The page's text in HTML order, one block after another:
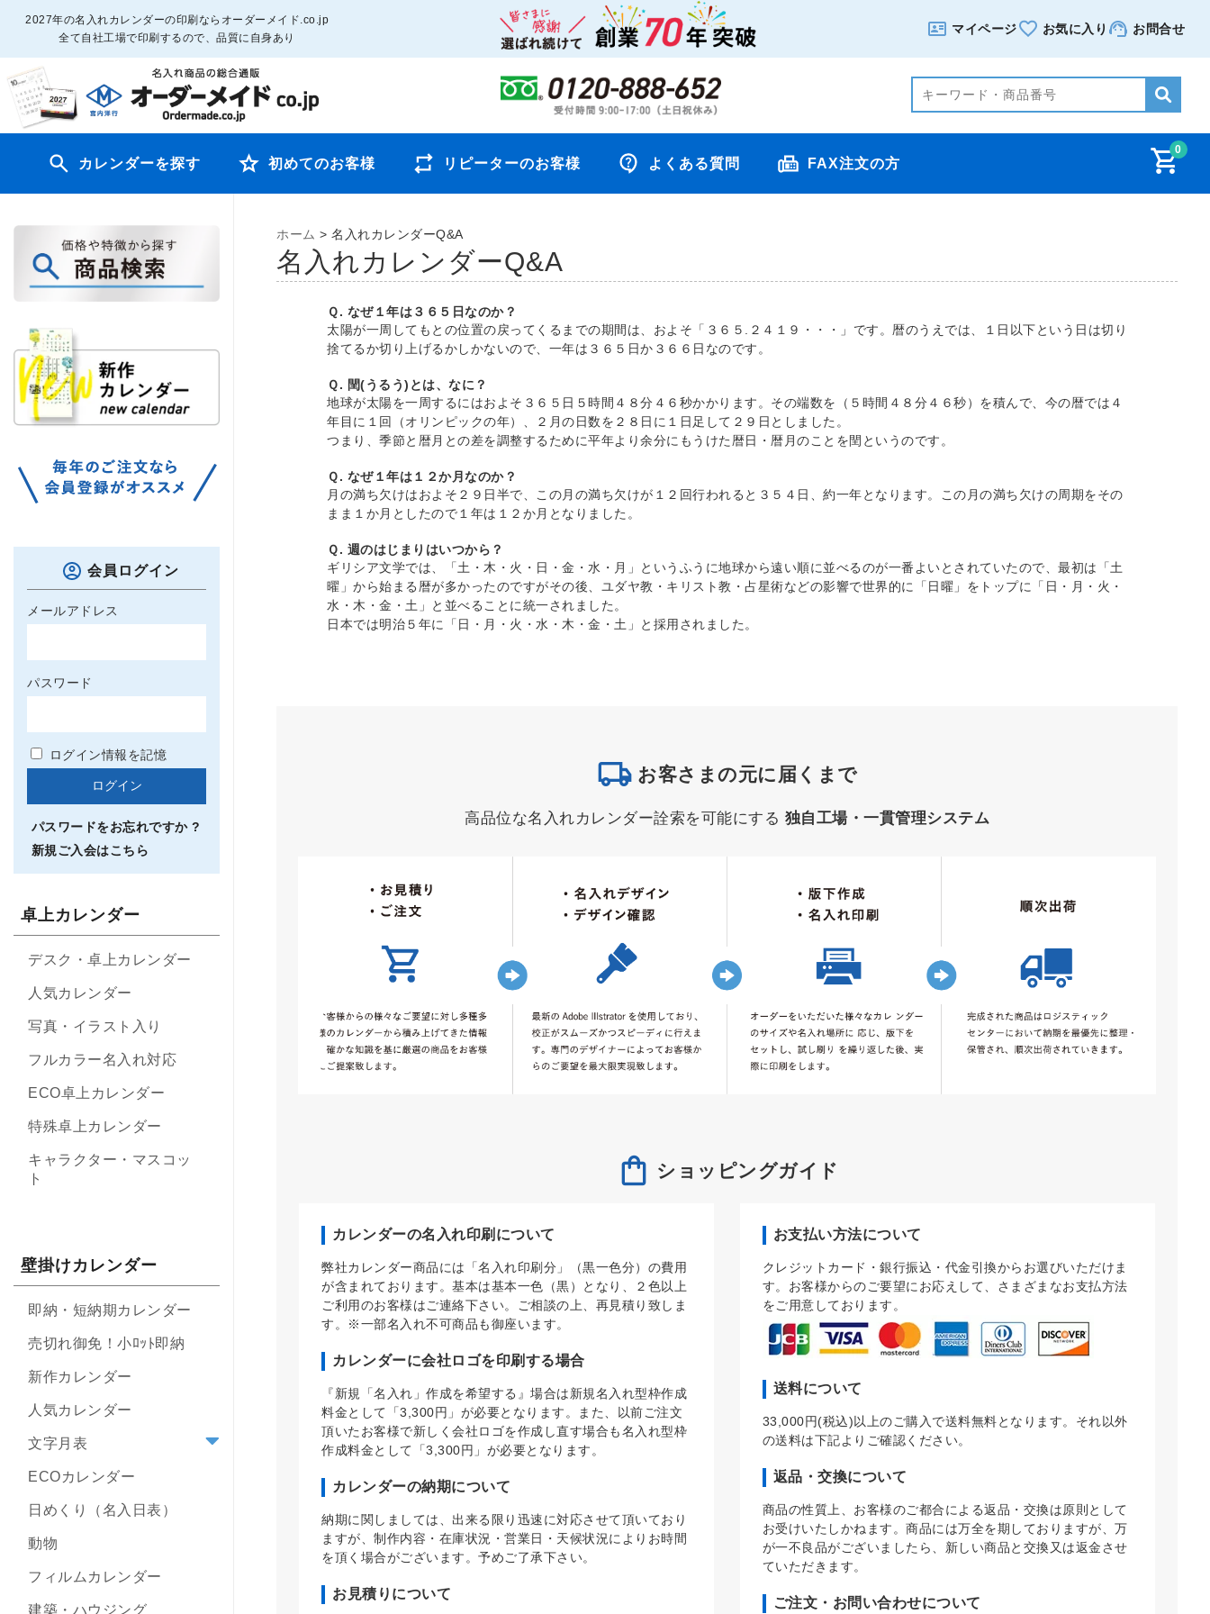
2027年の名入れカレンダーの印刷ならオーダーメイド.co.jp
全て自社工場で印刷するので、品質に自身あり
マイページ お気に入り お問合せ
0
カレンダーを探す 初めてのお客様 リピーターのお客様 よくある質問 FAX注文の方
ホーム > 名入れカレンダーQ&A
名入れカレンダーQ&A
Ｑ. なぜ１年は３６５日なのか？
太陽が一周してもとの位置の戻ってくるまでの期間は、およそ「３６５.２４１９・・・」です。暦のうえでは、１日以下という日は切り
捨てるか切り上げるかしかないので、一年は３６５日か３６６日なのです。
Ｑ. 閏(うるう)とは、なに？
地球が太陽を一周するにはおよそ３６５日５時間４８分４６秒かかります。その端数を（５時間４８分４６秒）を積んで、今の暦では４
年目に１回（オリンピックの年）、２月の日数を２８日に１日足して２９日としました。
つまり、季節と暦月との差を調整するために平年より余分にもうけた暦日・暦月のことを閏というのです。
Ｑ. なぜ１年は１２か月なのか？
月の満ち欠けはおよそ２９日半で、この月の満ち欠けが１２回行われると３５４日、約一年となります。この月の満ち欠けの周期をその
まま１か月としたので１年は１２か月となりました。
Ｑ. 週のはじまりはいつから？
ギリシア文学では、「土・木・火・日・金・水・月」というふうに地球から遠い順に並べるのが一番よいとされていたので、最初は「土
曜」から始まる暦が多かったのですがその後、ユダヤ教・キリスト教・占星術などの影響で世界的に「日曜」をトップに「日・月・火・
水・木・金・土」と並べることに統一されました。
日本では明治５年に「日・月・火・水・木・金・土」と採用されました。
お客さまの元に届くまで
高品位な名入れカレンダー詮索を可能にする 独自工場・一貫管理システム
ショッピングガイド
カレンダーの名入れ印刷について
弊社カレンダー商品には「名入れ印刷分」（黒一色分）の費用
が含まれております。基本は基本一色（黒）となり、２色以上
ご利用のお客様はご連絡下さい。ご相談の上、再見積り致しま
す。※一部名入れ不可商品も御座います。
カレンダーに会社ロゴを印刷する場合
『新規「名入れ」作成を希望する』場合は新規名入れ型枠作成
料金として「3,300円」が必要となります。また、以前ご注文
頂いたお客様で新しく会社ロゴを作成し直す場合も名入れ型枠
作成料金として「3,300円」が必要となります。
カレンダーの納期について
納期に関しましては、出来る限り迅速に対応させて頂いており
ますが、制作内容・在庫状況・営業日・天候状況によりお時間
を頂く場合がございます。予めご了承下さい。
お見積りについて
お支払い方法について
クレジットカード・銀行振込・代金引換からお選びいただけま
す。お客様からのご要望にお応えして、さまざまなお支払方法
をご用意しております。
送料について
33,000円(税込)以上のご購入で送料無料となります。それ以外
の送料は下記よりご確認ください。
返品・交換について
商品の性質上、お客様のご都合による返品・交換は原則として
お受けいたしかねます。商品には万全を期しておりますが、万
が一不良品がございましたら、新しい商品と交換又は返金させ
ていただきます。
ご注文・お問い合わせについて
会員ログイン
メールアドレス
パスワード
ログイン情報を記憶
パスワードをお忘れですか ?
新規ご入会はこちら
卓上カレンダー
デスク・卓上カレンダー
人気カレンダー
写真・イラスト入り
フルカラー名入れ対応
ECO卓上カレンダー
特殊卓上カレンダー
キャラクター・マスコッ
ト
壁掛けカレンダー
即納・短納期カレンダー
売切れ御免！小ﾛｯﾄ即納
新作カレンダー
人気カレンダー
文字月表
ECOカレンダー
日めくり（名入日表）
動物
フィルムカレンダー
建築・ハウジング